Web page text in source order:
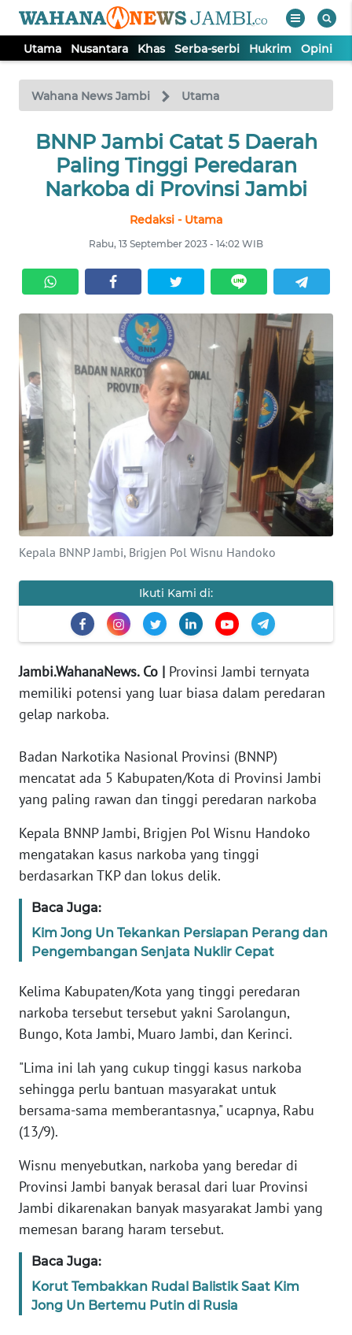
Utama Nusantara Khas Serba-serbi Hukrim Opini
Wahana News Jambi Utama
BNNP Jambi Catat 5 Daerah
Paling Tinggi Peredaran
Narkoba di Provinsi Jambi
Redaksi - Utama
Rabu, 13 September 2023 - 14:02 WIB
Kepala BNNP Jambi, Brigjen Pol Wisnu Handoko
Ikuti Kami di:
Jambi.WahanaNews. Co | Provinsi Jambi ternyata
memiliki potensi yang luar biasa dalam peredaran
gelap narkoba.
Badan Narkotika Nasional Provinsi (BNNP)
mencatat ada 5 Kabupaten/Kota di Provinsi Jambi
yang paling rawan dan tinggi peredaran narkoba
Kepala BNNP Jambi, Brigjen Pol Wisnu Handoko
mengatakan kasus narkoba yang tinggi
berdasarkan TKP dan lokus delik.
Baca Juga:
Kim Jong Un Tekankan Persiapan Perang dan
Pengembangan Senjata Nuklir Cepat
Kelima Kabupaten/Kota yang tinggi peredaran
narkoba tersebut tersebut yakni Sarolangun,
Bungo, Kota Jambi, Muaro Jambi, dan Kerinci.
"Lima ini lah yang cukup tinggi kasus narkoba
sehingga perlu bantuan masyarakat untuk
bersama-sama memberantasnya," ucapnya, Rabu
(13/9).
Wisnu menyebutkan, narkoba yang beredar di
Provinsi Jambi banyak berasal dari luar Provinsi
Jambi dikarenakan banyak masyarakat Jambi yang
memesan barang haram tersebut.
Baca Juga:
Korut Tembakkan Rudal Balistik Saat Kim
Jong Un Bertemu Putin di Rusia
TV
Tutup
UTAMA
NUSANTARA
SERBA-
SERBI
HUKRIM
OPINI
PERISTIWA
Informasi
BERITA
KONTAK
TENTANG
KAMI
SIBER
REDAKSI
Wahana
Regional
WN
SUMUT
WN
JAKARTA
WN
JABAR
BANTEN
WN
WN
KEPRI